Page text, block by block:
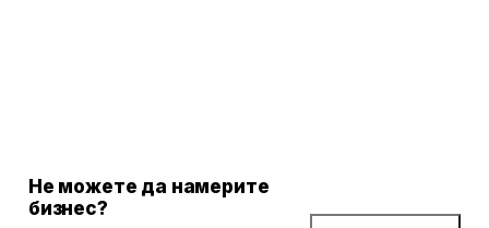
Не можете да намерите
бизнес?